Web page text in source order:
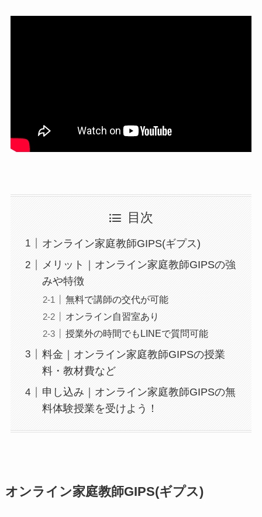
目次
オンライン家庭教師GIPS(ギプス)
メリット｜オンライン家庭教師GIPSの強
みや特徴
無料で講師の交代が可能
オンライン自習室あり
授業外の時間でもLINEで質問可能
料金｜オンライン家庭教師GIPSの授業
料・教材費など
申し込み｜オンライン家庭教師GIPSの無
料体験授業を受けよう！
オンライン家庭教師GIPS(ギプス)